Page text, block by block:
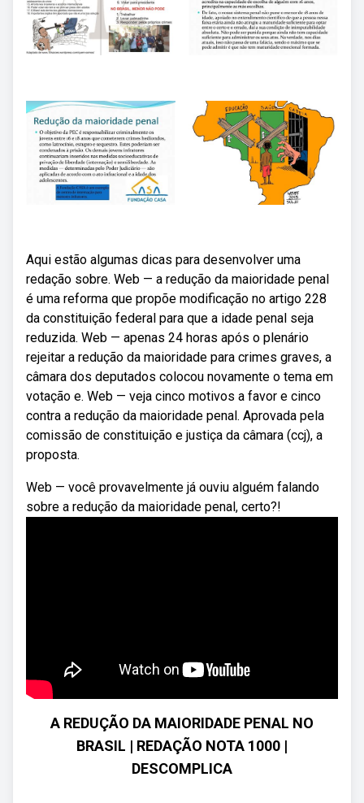
Aqui estão algumas dicas para desenvolver uma
redação sobre. Web — a redução da maioridade penal
é uma reforma que propõe modificação no artigo 228
da constituição federal para que a idade penal seja
reduzida. Web — apenas 24 horas após o plenário
rejeitar a redução da maioridade para crimes graves, a
câmara dos deputados colocou novamente o tema em
votação e. Web — veja cinco motivos a favor e cinco
contra a redução da maioridade penal. Aprovada pela
comissão de constituição e justiça da câmara (ccj), a
proposta.
Web — você provavelmente já ouviu alguém falando
sobre a redução da maioridade penal, certo?!
A REDUÇÃO DA MAIORIDADE PENAL NO
BRASIL | REDAÇÃO NOTA 1000 |
DESCOMPLICA